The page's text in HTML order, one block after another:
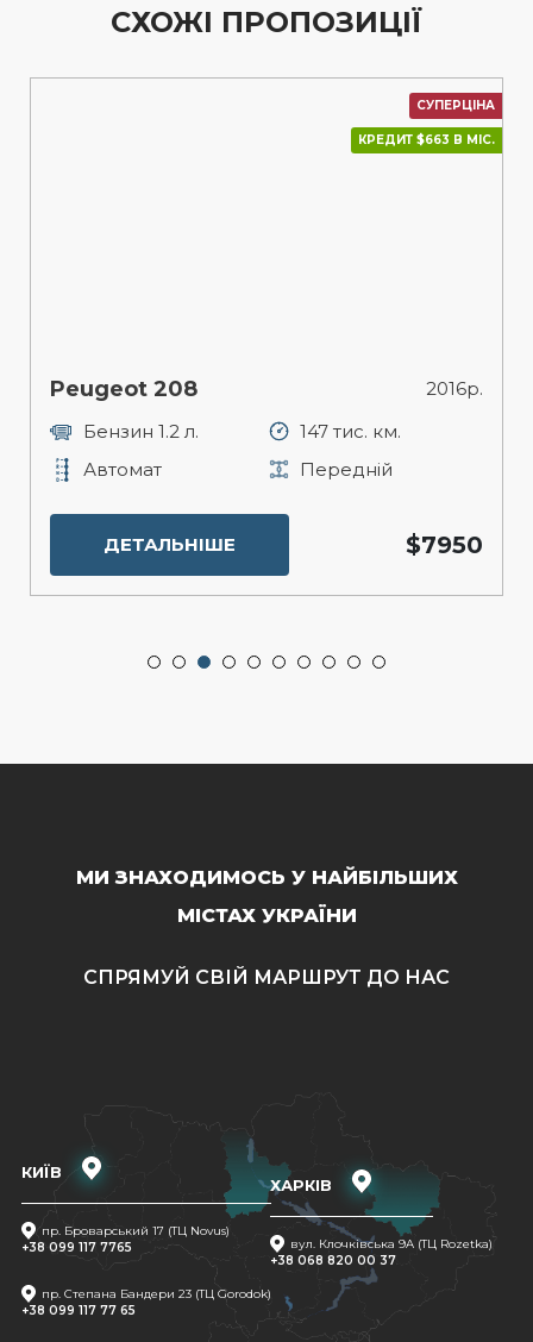
СХОЖІ ПРОПОЗИЦІЇ
СУПЕРЦІНА
КРЕДИТ $663 В МІС.
Peugeot 208
2016р.
Бензин 1.2 л.
147 тис. км.
Автомат
Передній
ДЕТАЛЬНІШЕ $7950
МИ ЗНАХОДИМОСЬ У НАЙБІЛЬШИХ
МІСТАХ УКРАЇНИ
СПРЯМУЙ СВІЙ МАРШРУТ ДО НАС
КИЇВ
пр. Броварський 17 (ТЦ Novus)
+38 099 117 7765
пр. Степана Бандери 23 (ТЦ Gorodok)
+38 099 117 77 65
ХАРКІВ
вул. Клочківська 9A (ТЦ Rozetka)
+38 068 820 00 37